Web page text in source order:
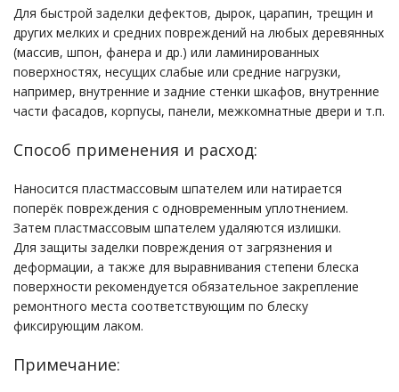
Для быстрой заделки дефектов, дырок, царапин, трещин и
других мелких и средних повреждений на любых деревянных
(массив, шпон, фанера и др.) или ламинированных
поверхностях, несущих слабые или средние нагрузки,
например, внутренние и задние стенки шкафов, внутренние
части фасадов, корпусы, панели, межкомнатные двери и т.п.
Способ применения и расход:
Наносится пластмассовым шпателем или натирается
поперёк повреждения с одновременным уплотнением.
Затем пластмассовым шпателем удаляются излишки.
Для защиты заделки повреждения от загрязнения и
деформации, а также для выравнивания степени блеска
поверхности рекомендуется обязательное закрепление
ремонтного места соответствующим по блеску
фиксирующим лаком.
Примечание: